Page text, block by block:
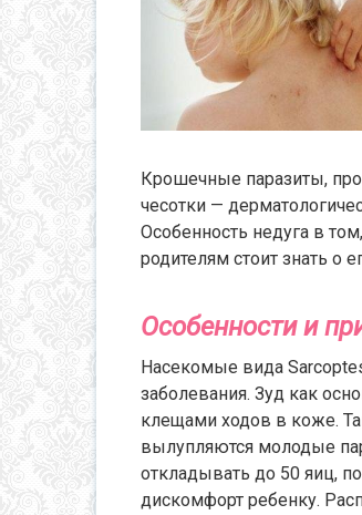
Крошечные паразиты,
чесотки —
Особенность недуга в
родителям стоит знать о
Особенности и
Насекомые вида
заболевания. Зуд как
клещами ходов в коже.
вылупляются молодые
откладывать до 50 яиц,
дискомфорт ребенку.